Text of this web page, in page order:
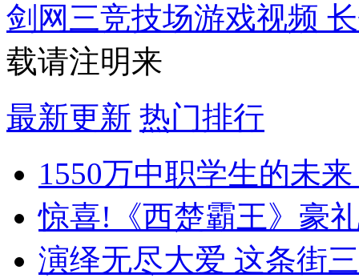
剑网三竞技场游戏视频
载请注明来
最新更新 热门排行
1550万中职学生的未
惊喜!《西楚霸王》豪
演绎无尽大爱 这条街